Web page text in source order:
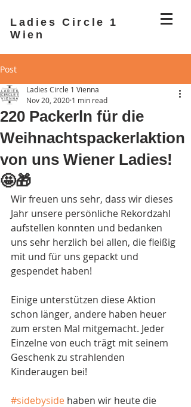
Ladies Circle 1
Wien
Post
220 Packerln für die
Weihnachtspackerlaktion
von uns Wiener Ladies!
🤩🎁
Ladies Circle 1 Vienna
Nov 20, 2020 1 min read
Wir freuen uns sehr, dass wir dieses
Jahr unsere persönliche Rekordzahl
aufstellen konnten und bedanken
uns sehr herzlich bei allen, die fleißig
mit und für uns gepackt und
gespendet haben!
Einige unterstützen diese Aktion
schon länger, andere haben heuer
zum ersten Mal mitgemacht. Jeder
Einzelne von euch trägt mit seinem
Geschenk zu strahlenden
Kinderaugen bei!
#sidebyside haben wir heute die